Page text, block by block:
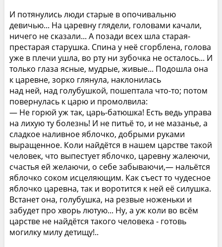
И потянулись люди старые в опочивальню
девичью... На царевну глядели, головами качали,
ничего не сказали... А позади всех шла старая-
престарая старушка. Спина у неё сгорблена, голова
уже в плечи ушла, во рту ни зубочка не осталось... И
только глаза ясные, мудрые, живые... Подошла она
к царевне, зорко глянула, наклонилась
над ней, над голубушкой, пошептала что-то; потом
повернулась к царю и промолвила:
— Не горюй уж так, царь-батюшка! Есть ведь управа
на лихую ту болезнь! И не питьё то, и не мазанье, а
сладкое наливное яблочко, добрыми руками
выращенное. Коли найдётся в нашем царстве такой
человек, что выпестует яблочко, царевну жалеючи,
счастья ей желаючи, о себе забываючи,— нальётся
яблочко соком исцеляющим. Как съест то чудесное
яблочко царевна, так и воротится к ней её силушка.
Встанет она, голубушка, на резвые ноженьки и
забудет про хворь лютую... Ну, а уж коли во всём
царстве не найдётся такого человека - готовь
могилку милу детищу!..